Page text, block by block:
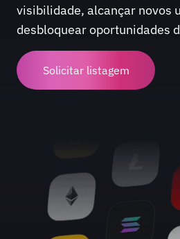
visibilidade, alcançar novos
desbloquear oportunidades
Solicitar listagem